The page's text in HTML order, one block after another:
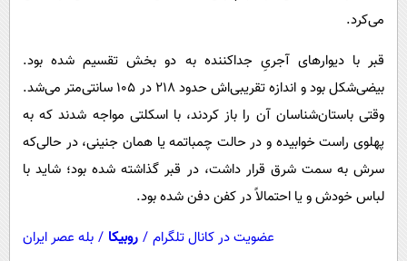
حیات وحش
سیاست خارجی
می‌کرد.
قبر با دیوارهای آجریِ جداکننده به دو بخش تقسیم شده بود.
بیضی‌شکل بود و اندازه تقریبی‌اش حدود ۲۱۸ در ۱۰۵ سانتی‌متر می‌شد.
وقتی باستان‌شناسان آن را باز کردند، با اسکلتی مواجه شدند که به
پهلوی راست خوابیده و در حالت چمباتمه یا همان جنینی، در حالی‌که
سرش به سمت شرق قرار داشت، در قبر گذاشته شده بود؛ شاید با
لباس خودش و یا احتمالاً در کفن دفن شده بود.
عضویت در کانال تلگرام / روبیکا / بله عصر ایران